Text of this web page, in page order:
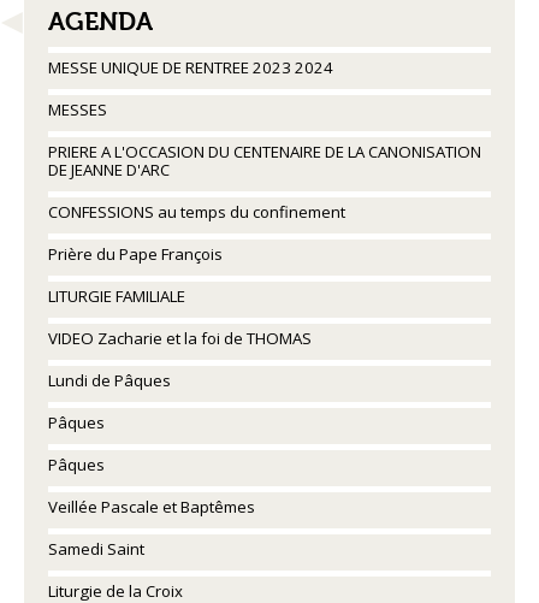
NAVIGATION
AGENDA
MESSE UNIQUE DE RENTREE 2023 2024
MESSES
PRIERE A L'OCCASION DU CENTENAIRE DE LA CANONISATION
DE JEANNE D'ARC
CONFESSIONS au temps du confinement
Prière du Pape François
LITURGIE FAMILIALE
VIDEO Zacharie et la foi de THOMAS
Lundi de Pâques
Pâques
Pâques
Veillée Pascale et Baptêmes
Samedi Saint
Liturgie de la Croix